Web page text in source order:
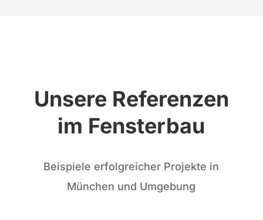
Unsere Referenzen
im Fensterbau
Beispiele erfolgreicher Projekte in
München und Umgebung